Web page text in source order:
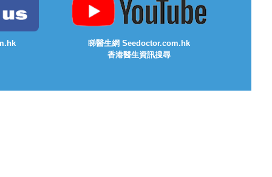
睇醫生網 Seedoctor.com.hk
香港醫生資訊搜尋